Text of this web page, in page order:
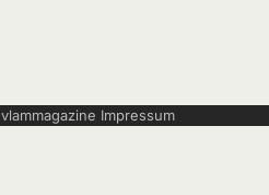
vlammagazine Impressum